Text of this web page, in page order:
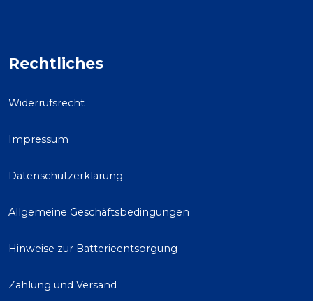
Rechtliches
Widerrufsrecht
Impressum
Datenschutzerklärung
Allgemeine Geschäftsbedingungen
Hinweise zur Batterieentsorgung
Zahlung und Versand